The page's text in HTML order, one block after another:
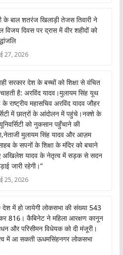
के बाल शतरंज खिलाड़ी तेजस तिवारी ने
विजय दिवस पर द्रास में वीर शहीदों को
27, 2026
सरकार देश के बच्चों को शिक्षा से वंचित
है: अरविंद यादव।मुलायम सिंह यूथ
के राष्ट्रीय महासचिव अरविंद यादव जौहर
में छात्रों के आंदोलन में पहुंचे।नक्शे के
को नुकसान पहुँचाने की
मुलायम सिंह यादव और आज़म
के सपनों के शिक्षा के मंदिर को बचाने
अखिलेश यादव के नेतृत्व में सड़क से सदन
जारी रहेगी।”
25, 2026
में हो जायेगी लोकसभा की संख्या 543
816। कैबिनेट ने महिला आरक्षण कानून
और परिसीमन विधेयक को दी मंजूरी।
में आ सकती ऊधमसिंहनगर लोकसभा